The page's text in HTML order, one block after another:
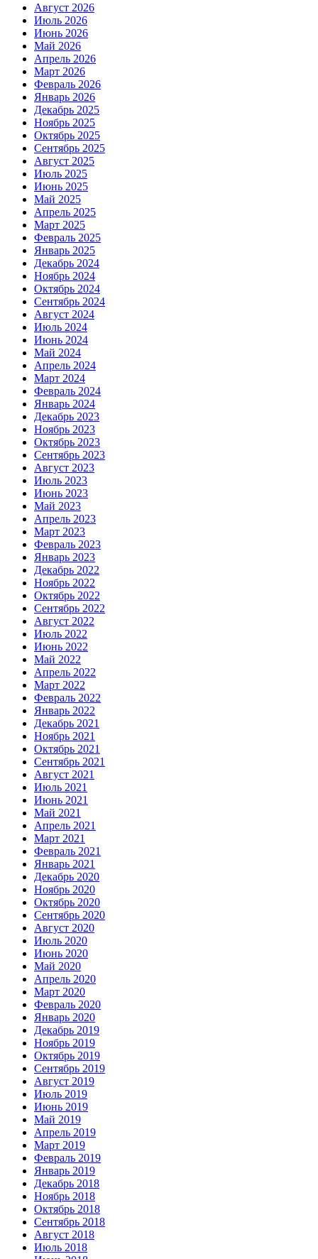
Август 2026
Июль 2026
Июнь 2026
Май 2026
Апрель 2026
Март 2026
Февраль 2026
Январь 2026
Декабрь 2025
Ноябрь 2025
Октябрь 2025
Сентябрь 2025
Август 2025
Июль 2025
Июнь 2025
Май 2025
Апрель 2025
Март 2025
Февраль 2025
Январь 2025
Декабрь 2024
Ноябрь 2024
Октябрь 2024
Сентябрь 2024
Август 2024
Июль 2024
Июнь 2024
Май 2024
Апрель 2024
Март 2024
Февраль 2024
Январь 2024
Декабрь 2023
Ноябрь 2023
Октябрь 2023
Сентябрь 2023
Август 2023
Июль 2023
Июнь 2023
Май 2023
Апрель 2023
Март 2023
Февраль 2023
Январь 2023
Декабрь 2022
Ноябрь 2022
Октябрь 2022
Сентябрь 2022
Август 2022
Июль 2022
Июнь 2022
Май 2022
Апрель 2022
Март 2022
Февраль 2022
Январь 2022
Декабрь 2021
Ноябрь 2021
Октябрь 2021
Сентябрь 2021
Август 2021
Июль 2021
Июнь 2021
Май 2021
Апрель 2021
Март 2021
Февраль 2021
Январь 2021
Декабрь 2020
Ноябрь 2020
Октябрь 2020
Сентябрь 2020
Август 2020
Июль 2020
Июнь 2020
Май 2020
Апрель 2020
Март 2020
Февраль 2020
Январь 2020
Декабрь 2019
Ноябрь 2019
Октябрь 2019
Сентябрь 2019
Август 2019
Июль 2019
Июнь 2019
Май 2019
Апрель 2019
Март 2019
Февраль 2019
Январь 2019
Декабрь 2018
Ноябрь 2018
Октябрь 2018
Сентябрь 2018
Август 2018
Июль 2018